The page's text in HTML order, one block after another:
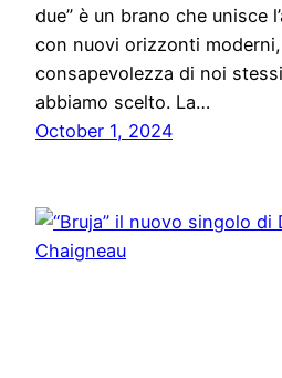
due” è un brano che unisce
con nuovi orizzonti
consapevolezza di noi
abbiamo scelto. La…
October 1, 2024